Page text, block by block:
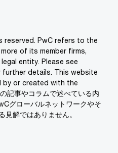
reserved. PwC refers to the
of its member firms,
entity. Please see
details. This website
or created with the
記事やコラムで述べている内
グローバルネットワークやそ
見解ではありません。